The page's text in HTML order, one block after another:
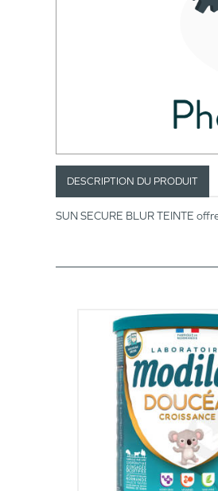
DESCRIPTION DU PRODUIT
SUN SECURE BLUR TEINTE